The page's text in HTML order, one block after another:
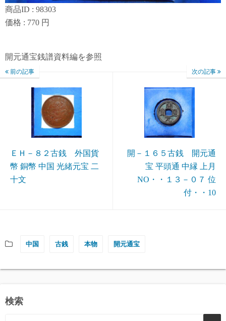
商品ID : 98303
価格 : 770 円
開元通宝銭譜資料編を参照
前の記事
ＥＨ－８２古銭 外国貨
幣 銅幣 中国 光緒元宝 二
十文
次の記事
開－１６５古銭 開元通
宝 平頭通 中縁 上月
NO・・１３－０７ 位
付・・10
中国 古銭 本物 開元通宝
検索